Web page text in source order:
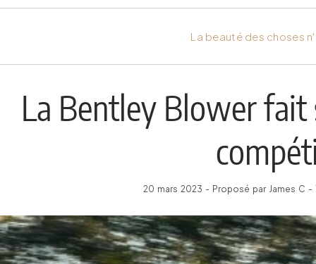
La beauté des choses
La Bentley Blower
20 mars 2023 - Proposé par James C